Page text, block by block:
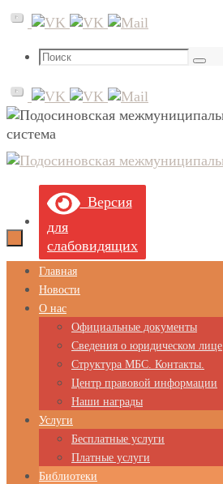
Перейти
содержимому
Что
Поиск
Версия
для
слабовидящих
Перейти
содержимому
Главная
Новости
О нас
Официальные документы
Сведения о юридическом лице
Структура МБС. Контакты.
Центр правовой информации
Наши награды
Услуги
Бесплатные услуги
Платные услуги
Библиотеки